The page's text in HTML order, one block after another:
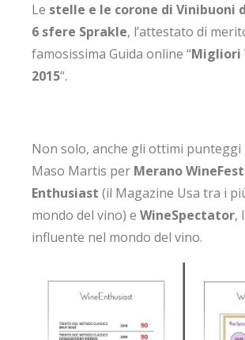
Le stelle e le corone di Vinibuoni
6 sfere Sprakle, l’attestato di
famosissima Guida online “Migliori
2015“.
Non solo, anche gli ottimi
Maso Martis per Merano
Enthusiast (il Magazine Usa tra i
mondo del vino) e WineSpectator,
influente nel mondo del vino.